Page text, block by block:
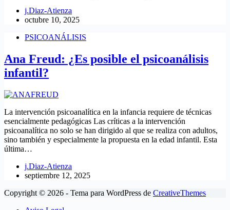
j.Diaz-Atienza
octubre 10, 2025
PSICOANÁLISIS
Ana Freud: ¿Es posible el psicoanálisis
infantil?
La intervención psicoanalítica en la infancia requiere de técnicas
esencialmente pedagógicas Las críticas a la intervención
psicoanalítica no solo se han dirigido al que se realiza con adultos,
sino también y especialmente la propuesta en la edad infantil. Esta
última…
j.Diaz-Atienza
septiembre 12, 2025
Copyright © 2026 - Tema para WordPress de CreativeThemes